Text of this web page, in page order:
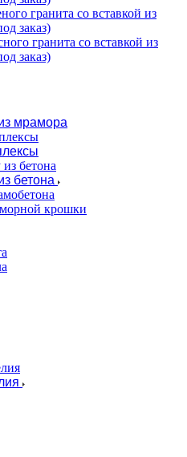
гранита со вставкой из
заказ)
гранита со вставкой из
заказ)
мрамора
бетона
крошки